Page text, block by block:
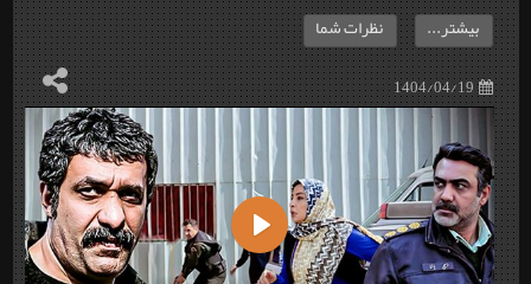
1404/04/19
بیشتر... نظرات شما
Play